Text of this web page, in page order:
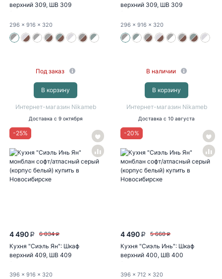
верхний 309, ШВ 309
(монблан...
296 x 916 x 320
Под заказ
В корзину
Интернет-магазин Nikameb
Доставка с 9 октября
верхний 309, ШВ 309
(монблан...
296 x 916 x 320
В наличии
В корзину
Интернет-магазин Nikameb
Доставка с 10 августа
-25%
4 490 P 6 034 P
Кухня "Сиэль Ян": Шкаф
верхний 409, ШВ 409
(монблан...
396 x 916 x 320
-20%
4 490 P 5 660 P
Кухня "Сиэль Инь": Шкаф
верхний 400, ШВ 400
(монблан...
396 x 712 x 320